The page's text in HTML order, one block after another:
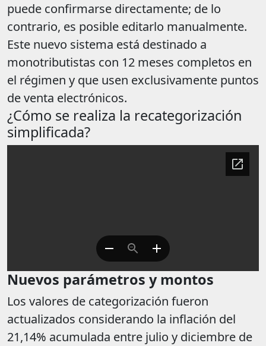
puede confirmarse directamente; de lo
contrario, es posible editarlo manualmente.
Este nuevo sistema está destinado a
monotributistas con 12 meses completos en
el régimen y que usen exclusivamente puntos
de venta electrónicos.
¿Cómo se realiza la recategorización
simplificada?
Nuevos parámetros y montos
Los valores de categorización fueron
actualizados considerando la inflación del
21,14% acumulada entre julio y diciembre de